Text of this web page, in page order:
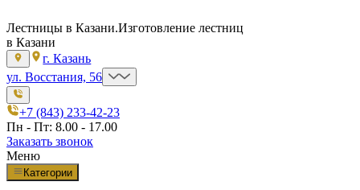
Лестницы в Казани.Изготовление лестниц
в Казани
г. Казань
ул. Восстания, 56
+7 (843) 233-42-23
Пн - Пт: 8.00 - 17.00
Заказать звонок
Меню
Категории